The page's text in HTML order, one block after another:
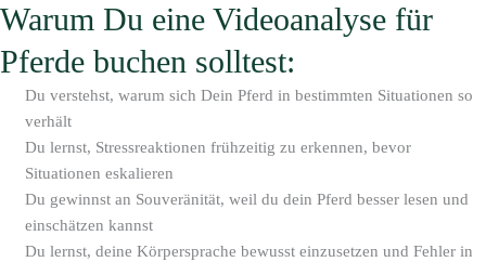
Warum Du eine Videoanalyse für
Pferde buchen solltest:
Du verstehst, warum sich Dein Pferd in bestimmten Situationen so
verhält
Du lernst, Stressreaktionen frühzeitig zu erkennen, bevor
Situationen eskalieren
Du gewinnst an Souveränität, weil du dein Pferd besser lesen und
einschätzen kannst
Du lernst, deine Körpersprache bewusst einzusetzen und Fehler in